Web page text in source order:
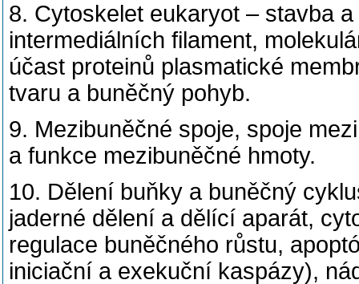
8. Cytoskelet eukaryot – stavba
intermediálních filament,
účast proteinů plasmatické
tvaru a buněčný pohyb.
9. Mezibuněčné spoje, spoje
a funkce mezibuněčné hmoty.
10. Dělení buňky a buněčný
jaderné dělení a dělící aparát,
regulace buněčného růstu,
iniciační a exekuční kaspázy),